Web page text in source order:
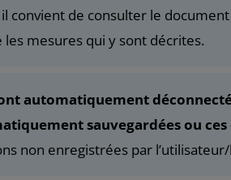
convient de consulter le document
mesures qui y sont décrites.
automatiquement
sauvegardées ou ces
non enregistrées par